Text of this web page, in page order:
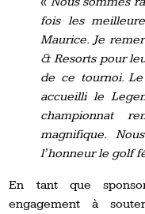
fois les
Maurice. Je
& Resorts pour
de ce tournoi.
accueilli le
championnat
magnifique.
lʼhonneur le golf
En tant que
engagement à